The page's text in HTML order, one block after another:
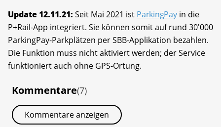
Update 12.11.21: Seit Mai 2021 ist ParkingPayin die
P+Rail-App integriert. Sie können somit auf rund 30'000
ParkingPay-Parkplätzen per SBB-Applikation bezahlen.
Die Funktion muss nicht aktiviert werden; der Service
funktioniert auch ohne GPS-Ortung.
Kommentare(7)
Kommentare anzeigen